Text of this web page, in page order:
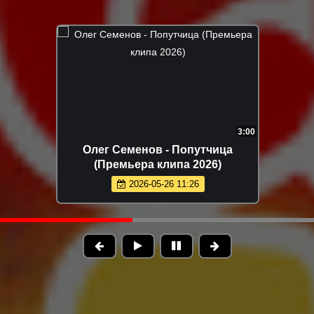
3:17
ХАННА - Танцуй (Премьера 2026)
2026-06-14 11:27